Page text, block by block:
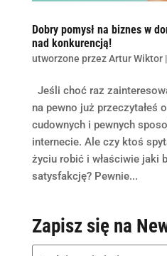
Dobry pomysł na biznes w
nad konkurencją!
utworzone przezArtur Wiktor|
Jeśli choć raz
na pewno już przeczytałeś
cudownych i pewnych
internecie. Ale czy ktoś
życiu robić i właściwie jaki
satysfakcję? Pewnie...
Zapisz się na